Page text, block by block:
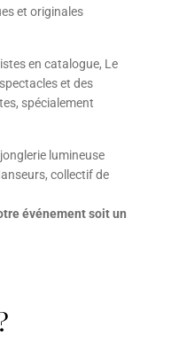
et originales
en catalogue, Le
et des
spécialement
lumineuse
collectif de
événement soit un